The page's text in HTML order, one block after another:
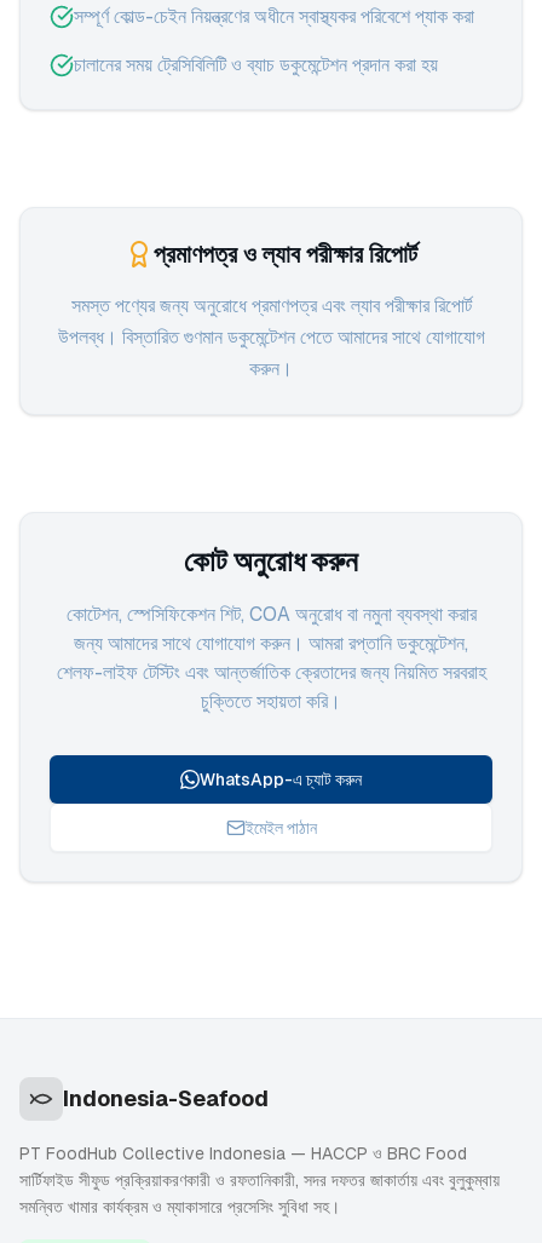
সম্পূর্ণ কোল্ড-চেইন নিয়ন্ত্রণের অধীনে স্বাস্থ্যকর পরিবেশে প্যাক করা
চালানের সময় ট্রেসিবিলিটি ও ব্যাচ ডকুমেন্টেশন প্রদান করা হয়
প্রমাণপত্র ও ল্যাব পরীক্ষার রিপোর্ট
সমস্ত পণ্যের জন্য অনুরোধে প্রমাণপত্র এবং ল্যাব পরীক্ষার রিপোর্ট
উপলব্ধ। বিস্তারিত গুণমান ডকুমেন্টেশন পেতে আমাদের সাথে যোগাযোগ
করুন।
কোট অনুরোধ করুন
কোটেশন, স্পেসিফিকেশন শিট, COA অনুরোধ বা নমুনা ব্যবস্থা করার
জন্য আমাদের সাথে যোগাযোগ করুন। আমরা রপ্তানি ডকুমেন্টেশন,
শেলফ-লাইফ টেস্টিং এবং আন্তর্জাতিক ক্রেতাদের জন্য নিয়মিত সরবরাহ
চুক্তিতে সহায়তা করি।
WhatsApp-এ চ্যাট করুন
ইমেইল পাঠান
Indonesia-Seafood
PT FoodHub Collective Indonesia — HACCP ও BRC Food
সার্টিফাইড সীফুড প্রক্রিয়াকরণকারী ও রফতানিকারী, সদর দফতর জাকার্তায় এবং বুলুকুম্বায়
সমন্বিত খামার কার্যক্রম ও ম্যাকাসারে প্রসেসিং সুবিধা সহ।